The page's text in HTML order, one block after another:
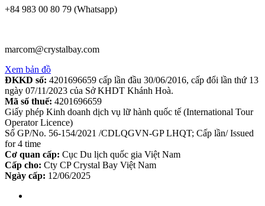
+84 983 00 80 79 (Whatsapp)
marcom@crystalbay.com
Xem bản đồ
ĐKKD số: 4201696659 cấp lần đầu 30/06/2016, cấp đổi lần thứ 13
ngày 07/11/2023 của Sở KHDT Khánh Hoà.
Mã số thuế: 4201696659
Giấy phép Kinh doanh dịch vụ lữ hành quốc tế (International Tour
Operator Licence)
Số GP/No. 56-154/2021 /CDLQGVN-GP LHQT; Cấp lần/ Issued
for 4 time
Cơ quan cấp: Cục Du lịch quốc gia Việt Nam
Cấp cho: Cty CP Crystal Bay Việt Nam
Ngày cấp: 12/06/2025